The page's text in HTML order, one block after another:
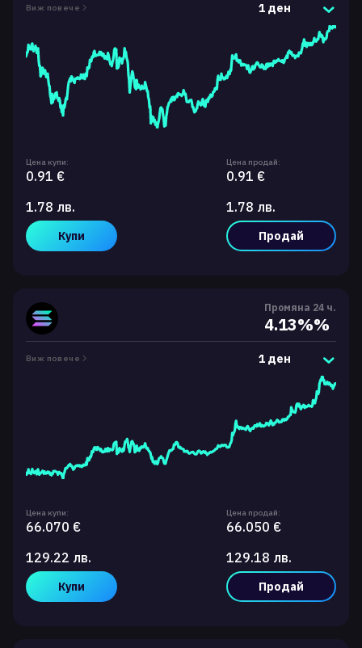
Виж повече 1 ден
Цена купи:
0.91 €
1.78 лв.
Купи
Цена продай:
0.91 €
1.78 лв.
Продай
Промяна 24 ч.
4.13%%
Виж повече 1 ден
Цена купи:
66.070 €
129.22 лв.
Купи
Цена продай:
66.050 €
129.18 лв.
Продай